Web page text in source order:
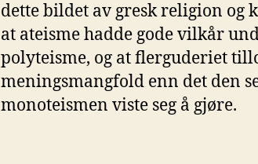
dette bildet av gresk religion og
at ateisme hadde gode vilkår
polyteisme, og at flerguderiet
meningsmangfold enn det den
monoteismen viste seg å gjøre.